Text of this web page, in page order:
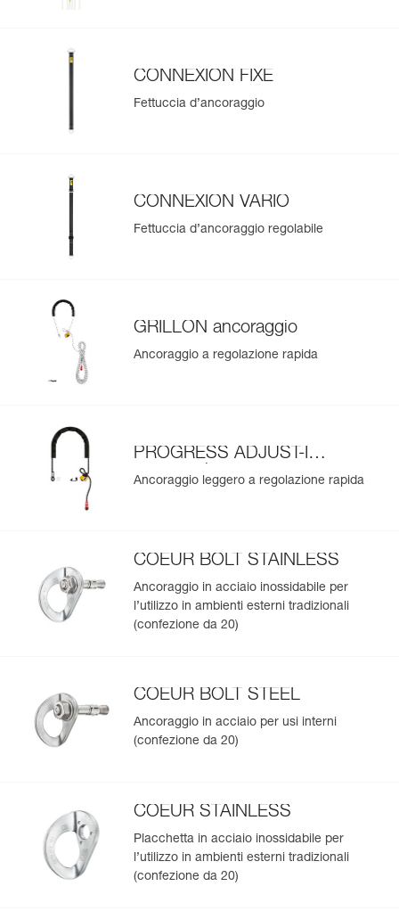
CONNEXION FIXE
Fettuccia d’ancoraggio
CONNEXION VARIO
Fettuccia d’ancoraggio regolabile
GRILLON ancoraggio
Ancoraggio a regolazione rapida
PROGRESS ADJUST-I
ancoraggio
Ancoraggio leggero a regolazione rapida
COEUR BOLT STAINLESS
Ancoraggio in acciaio inossidabile per
l’utilizzo in ambienti esterni tradizionali
(confezione da 20)
COEUR BOLT STEEL
Ancoraggio in acciaio per usi interni
(confezione da 20)
COEUR STAINLESS
Placchetta in acciaio inossidabile per
l’utilizzo in ambienti esterni tradizionali
(confezione da 20)